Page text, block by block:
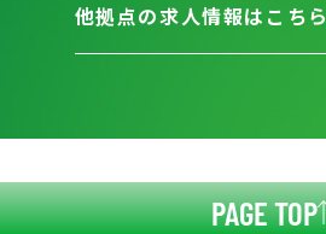
他拠点の求人情報はこちら
PAGE TOP